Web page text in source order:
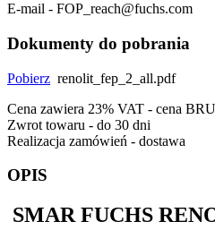
E-mail - FOP_reach@fuchs.com
Dokumenty do pobrania
Pobierz renolit_fep_2_all.pdf
Cena zawiera 23% VAT - cena
Zwrot towaru - do 30 dni
Realizacja zamówień - dostawa
OPIS
SMAR FUCHS